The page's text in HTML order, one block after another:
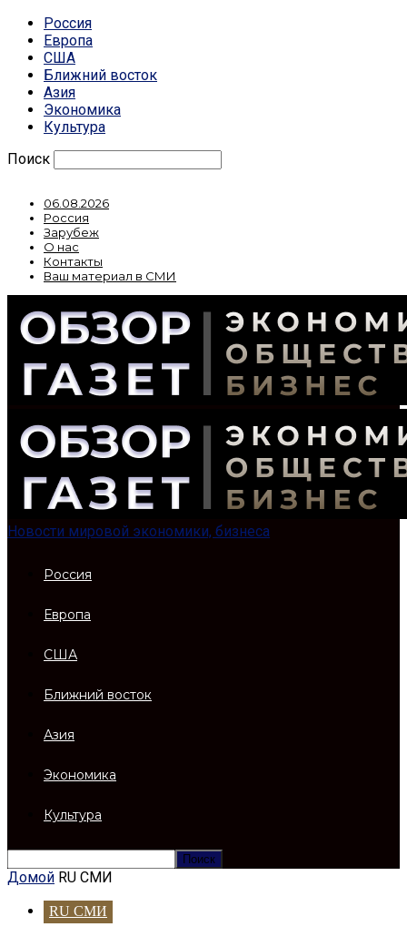
Россия
Европа
США
Ближний восток
Азия
Экономика
Культура
Поиск
06.08.2026
Россия
Зарубеж
О нас
Контакты
Ваш материал в СМИ
Новости мировой экономики, бизнеса
Россия
Европа
США
Ближний восток
Азия
Экономика
Культура
Домой RU СМИ
RU СМИ